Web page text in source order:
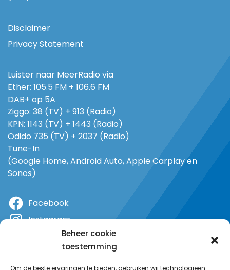
Beheer cookie
toestemming
Om de beste ervaringen te bieden, gebruiken wij technologieën
Disclaimer
Privacy Statement
Luister naar MeerRadio via
Ether: 105.5 FM + 106.6 FM
DAB+ op 5A
Ziggo: 38 (TV) + 913 (Radio)
KPN: 1143 (TV) + 1443 (Radio)
Odido 735 (TV) + 2037 (Radio)
Tune-In
(Google Home, Android Auto, Apple Carplay en
Sonos)
Facebook
Instagram
YouTube